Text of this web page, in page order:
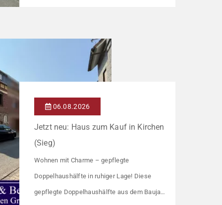
ihre moderne Raumaufteilung und zahlreiche
hochwertige Ausstattungsmerkmale:
Parkettboden in den Wohnräumen
Fußbodenheizung Modern gefliestes
Badezimmer mit großem Handtuchheizkörper
Wasser-Wärmepumpe Die […]
06.08.2026
Jetzt neu: Haus zum Kauf in Kirchen
(Sieg)
Wohnen mit Charme – gepflegte
Doppelhaushälfte in ruhiger Lage! Diese
gepflegte Doppelhaushälfte aus dem Baujahr